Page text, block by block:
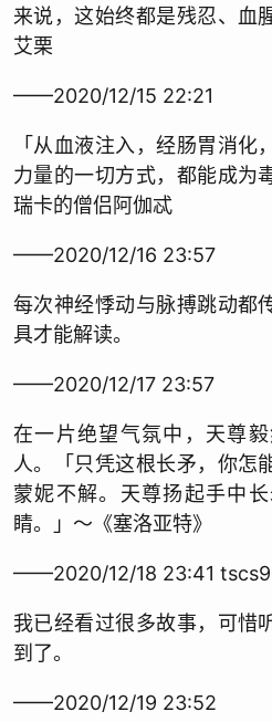
来说，这始终都是残忍、血
艾栗
——2020/12/15 22:21
「从血液注入，经肠胃消化
力量的一切方式，都能成为
瑞卡的僧侣阿伽忒
——2020/12/16 23:57
每次神经悸动与脉搏跳动都
具才能解读。
——2020/12/17 23:57
在一片绝望气氛中，天尊
人。「只凭这根长矛，你怎
蒙妮不解。天尊扬起手中
睛。」～《塞洛亚特》
——2020/12/18 23:41
我已经看过很多故事，可惜
到了。
——2020/12/19 23:52